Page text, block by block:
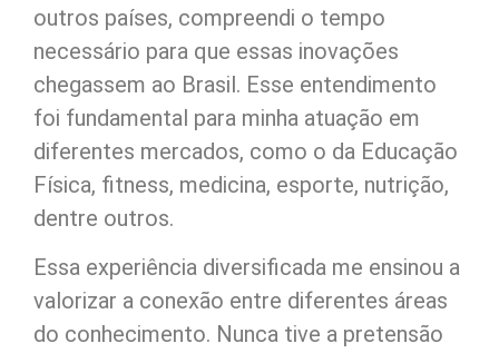
outros países, compreendi o tempo
necessário para que essas inovações
chegassem ao Brasil. Esse entendimento
foi fundamental para minha atuação em
diferentes mercados, como o da Educação
Física, fitness, medicina, esporte, nutrição,
dentre outros.
Essa experiência diversificada me ensinou a
valorizar a conexão entre diferentes áreas
do conhecimento. Nunca tive a pretensão